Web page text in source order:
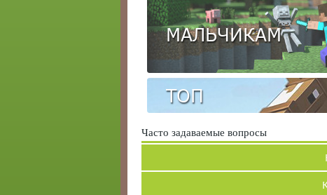
МАЛЬЧИКАМ
ТОП
Часто задаваемые вопросы